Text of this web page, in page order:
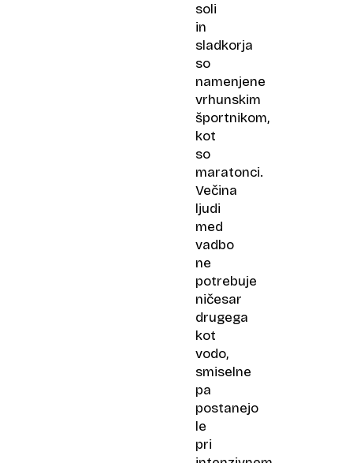
soli
in
sladkorja
so
namenjene
vrhunskim
športnikom,
kot
so
maratonci.
Večina
ljudi
med
vadbo
ne
potrebuje
ničesar
drugega
kot
vodo,
smiselne
pa
postanejo
le
pri